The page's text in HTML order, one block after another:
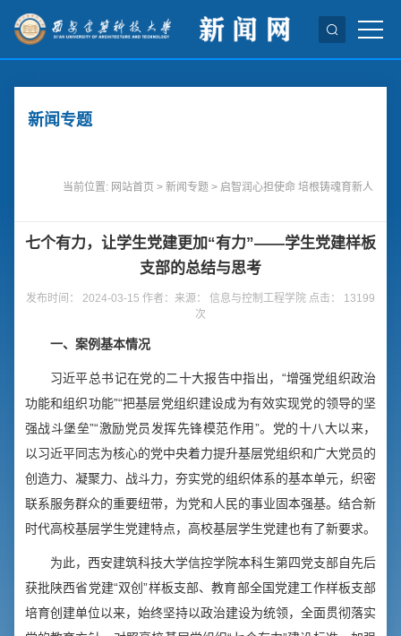
新闻专题
当前位置: 网站首页 >新闻专题 > 启智润心担使命 培根铸魂育新人
七个有力，让学生党建更加“有力”——学生党建样板
支部的总结与思考
发布时间： 2024-03-15 作者：来源： 信息与控制工程学院 点击： 13199
次
一、案例基本情况
习近平总书记在党的二十大报告中指出，“增强党组织政治
功能和组织功能”“把基层党组织建设成为有效实现党的领导的坚
强战斗堡垒”“激励党员发挥先锋模范作用”。党的十八大以来，
以习近平同志为核心的党中央着力提升基层党组织和广大党员的
创造力、凝聚力、战斗力，夯实党的组织体系的基本单元，织密
联系服务群众的重要纽带，为党和人民的事业固本强基。结合新
时代高校基层学生党建特点，高校基层学生党建也有了新要求。
为此，西安建筑科技大学信控学院本科生第四党支部自先后
获批陕西省党建“双创”样板支部、教育部全国党建工作样板支部
培育创建单位以来，始终坚持以政治建设为统领，全面贯彻落实